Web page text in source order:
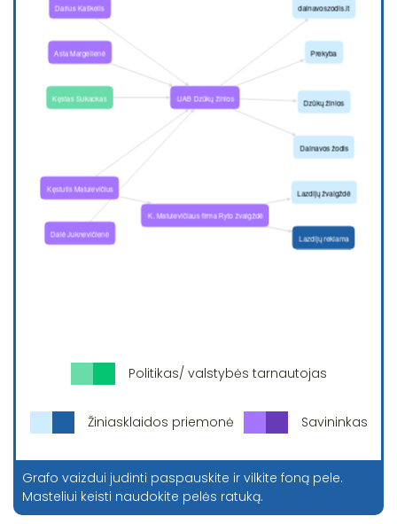
Politikas/ valstybės tarnautojas
Žiniasklaidos priemonė Savininkas
Grafo vaizdui judinti paspauskite ir vilkite foną pele.
Masteliui keisti naudokite pelės ratuką.